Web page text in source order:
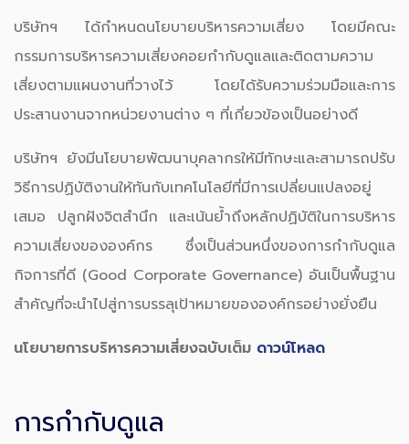
บริษัทฯ ได้กำหนดนโยบายบริหารความเสี่ยง โดยมีคณะ
กรรมการบริหารความเสี่ยงคอยกำกับดูแลและติดตามความ
เสี่ยงตามแผนงานที่วางไว้ โดยได้รับความร่วมมือและการ
ประสานงานจากหน่วยงานต่าง ๆ ที่เกี่ยวข้องเป็นอย่างดี
บริษัทฯ ยังมีนโยบายพัฒนาบุคลากรให้มีทักษะและสามารถปรับ
วิธีการปฏิบัติงานให้ทันกับเทคโนโลยีที่มีการเปลี่ยนแปลงอยู่
เสมอ ปลูกฝังจิตสำนึก และเน้นย้ำถึงหลักปฏิบัติในการบริหาร
ความเสี่ยงขององค์กร ซึ่งเป็นส่วนหนึ่งของการกำกับดูแล
กิจการที่ดี (Good Corporate Governance) อันเป็นพื้นฐาน
สำคัญที่จะนำไปสู่การบรรลุเป้าหมายขององค์กรอย่างยั่งยืน
นโยบายการบริหารความเสี่ยงฉบับเต็ม ดาวน์โหลด
การกำกับดูแล